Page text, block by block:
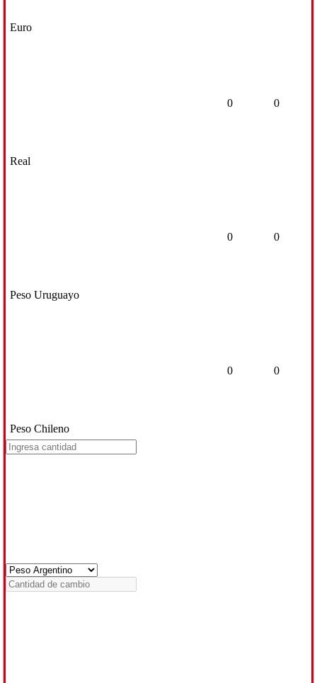
Euro
Real
0 0
Peso Uruguayo
0 0
Peso Chileno
0 0